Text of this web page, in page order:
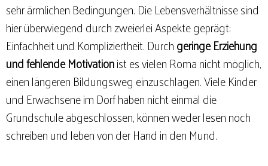
sehr ärmlichen Bedingungen. Die Lebensverhältnisse sind
hier überwiegend durch zweierlei Aspekte geprägt:
Einfachheit und Kompliziertheit. Durchgeringe Erziehung
und fehlende Motivationist es vielen Roma nicht möglich,
einen längeren Bildungsweg einzuschlagen. Viele Kinder
und Erwachsene im Dorf haben nicht einmal die
Grundschule abgeschlossen, können weder lesen noch
schreiben und leben von der Hand in den Mund.